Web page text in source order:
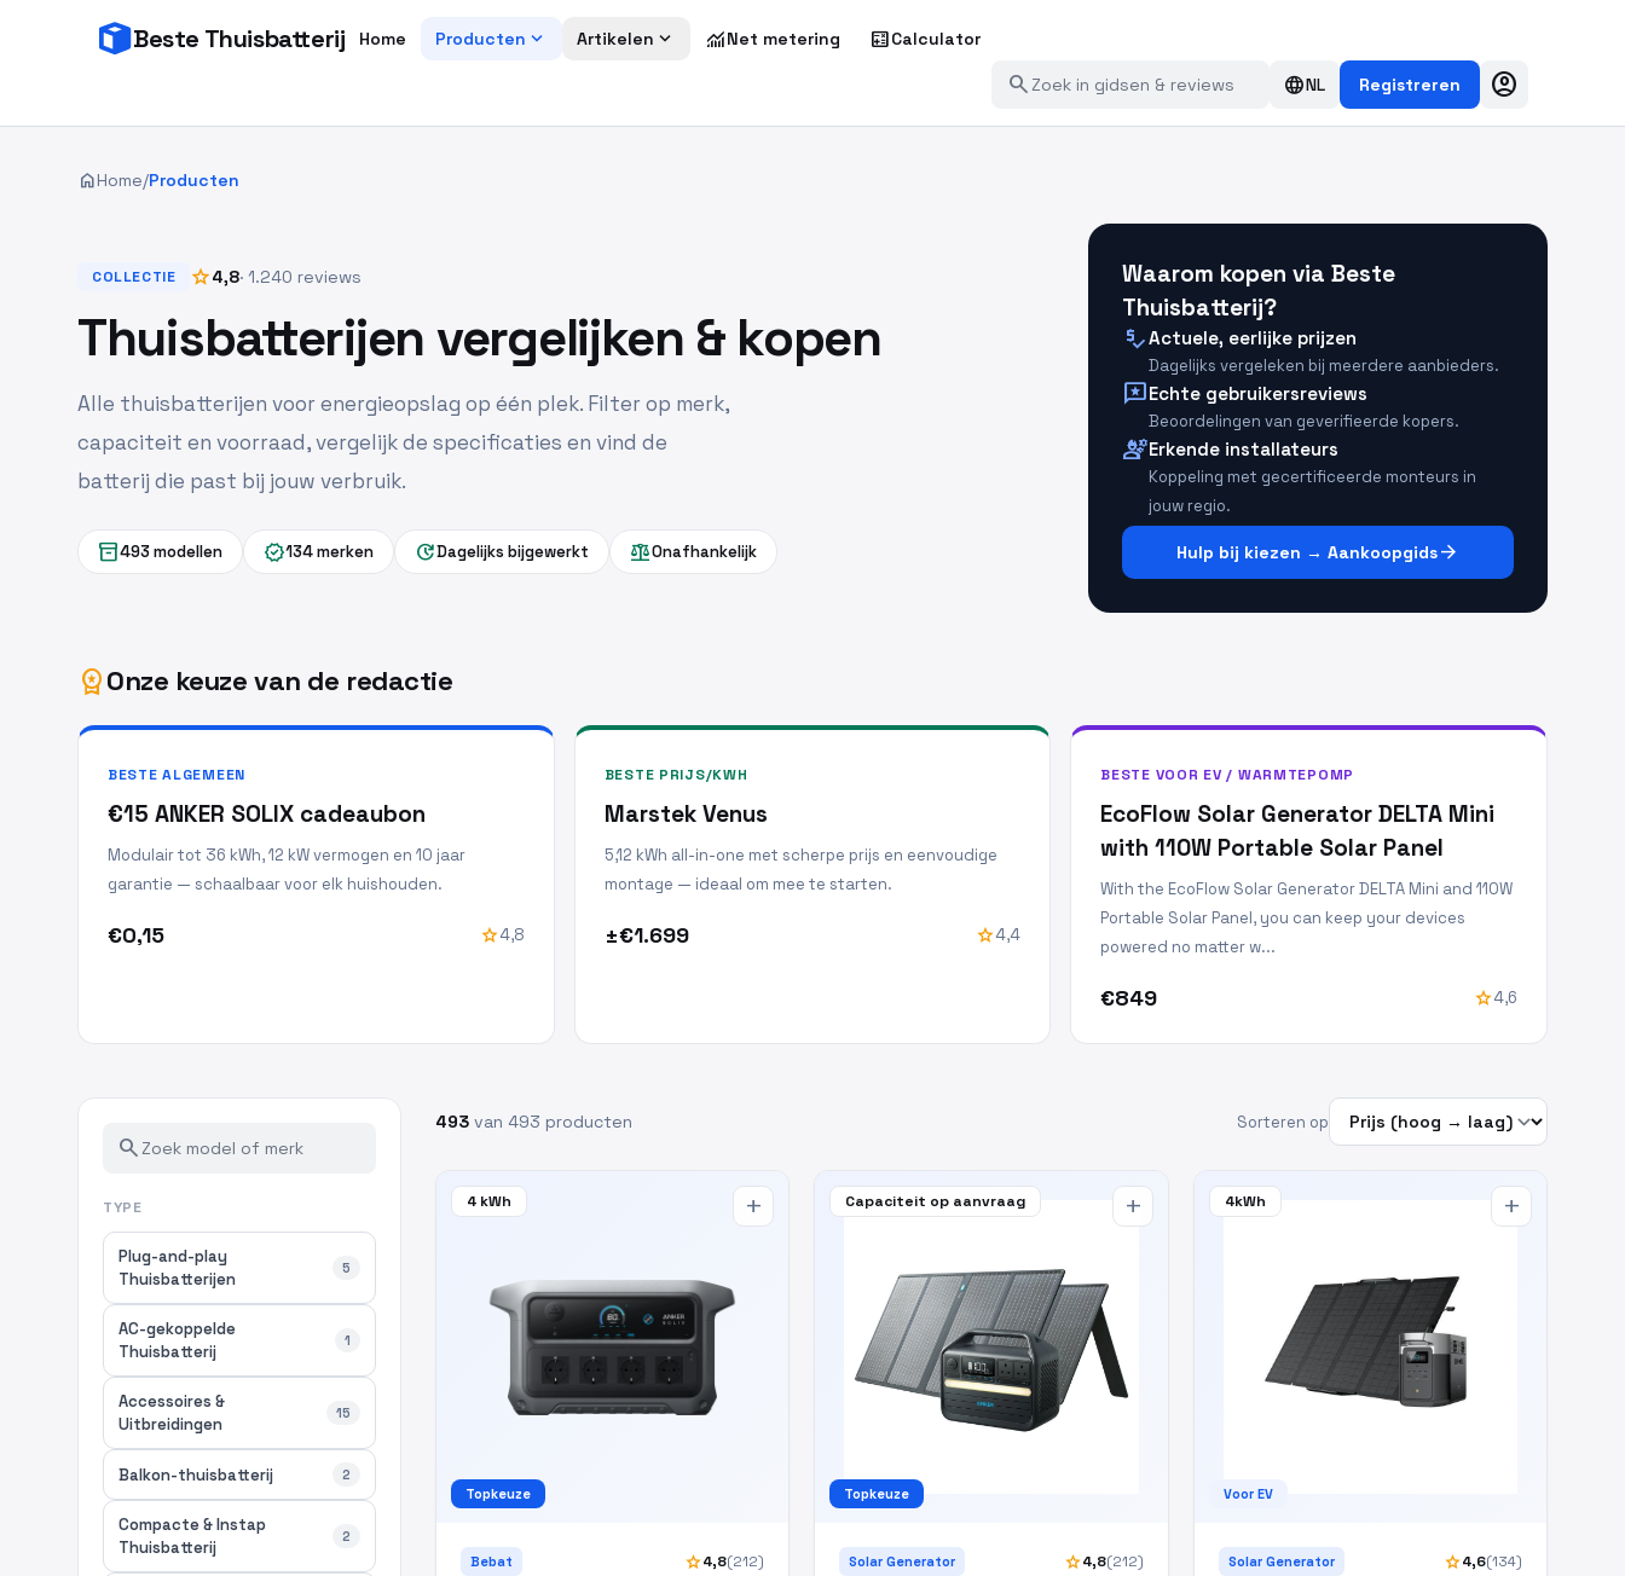
Beste Thuisbatterij Home Producten expand_more Artikelen expand_more monitoringNet metering calculateCalculator
search languageNL Registreren account_circle
homeHome/Producten
COLLECTIE star4,8· 1.240 reviews
Thuisbatterijen vergelijken & kopen
Alle thuisbatterijen voor energieopslag op één plek. Filter op merk,
capaciteit en voorraad, vergelijk de specificaties en vind de
batterij die past bij jouw verbruik.
inventory_2493 modellen verified134 merken updateDagelijks bijgewerkt balanceOnafhankelijk
Waarom kopen via Beste
Thuisbatterij?
price_checkActuele, eerlijke prijzen
Dagelijks vergeleken bij meerdere aanbieders.
reviewsEchte gebruikersreviews
Beoordelingen van geverifieerde kopers.
engineeringErkende installateurs
Koppeling met gecertificeerde monteurs in
jouw regio.
Hulp bij kiezen → Aankoopgidsarrow_forward
workspace_premiumOnze keuze van de redactie
BESTE ALGEMEEN
€15 ANKER SOLIX cadeaubon
Modulair tot 36 kWh, 12 kW vermogen en 10 jaar
garantie — schaalbaar voor elk huishouden.
€0,15 star4,8
BESTE PRIJS/KWH
Marstek Venus
5,12 kWh all-in-one met scherpe prijs en eenvoudige
montage — ideaal om mee te starten.
±€1.699 star4,4
BESTE VOOR EV / WARMTEPOMP
EcoFlow Solar Generator DELTA Mini
with 110W Portable Solar Panel
With the EcoFlow Solar Generator DELTA Mini and 110W
Portable Solar Panel, you can keep your devices
powered no matter w...
€849 star4,6
search
TYPE
Plug-and-play
Thuisbatterijen
5
AC-gekoppelde
Thuisbatterij
1
Accessoires &
Uitbreidingen
15
Balkon-thuisbatterij 2
Compacte & Instap
Thuisbatterij
2
493 van 493 producten Sorteren op
4 kWh
Topkeuze
add
Bebat star4,8(212)
Capaciteit op aanvraag
Topkeuze
add
Solar Generator star4,8(212)
4kWh
Voor EV
add
Solar Generator star4,6(134)